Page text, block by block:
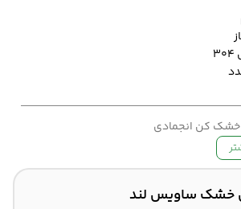
کن انجمادی
خشک ساویس لند